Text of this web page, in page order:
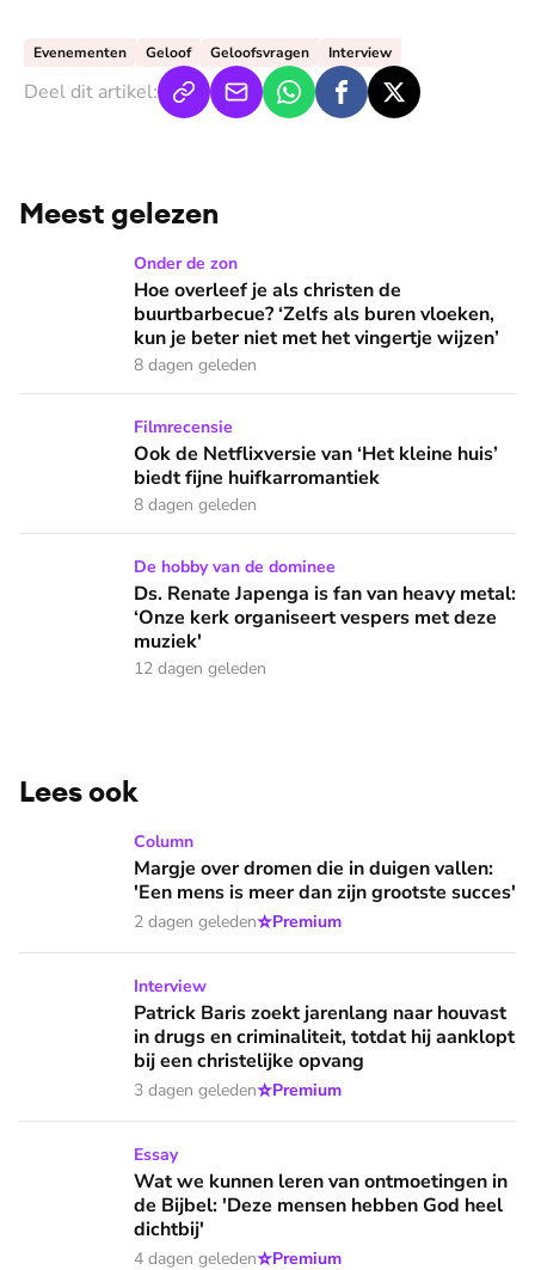
Evenementen Geloof Geloofsvragen Interview
Deel dit artikel:
Meest gelezen
Hoe overleef je als christen de buurtbarbecue? ‘Zelfs als
Onder de zon
Hoe overleef je als christen de
buurtbarbecue? ‘Zelfs als buren vloeken,
kun je beter niet met het vingertje wijzen’
8 dagen geleden
Ook de Netflixversie van ‘Het kleine huis’ biedt fijne
Filmrecensie
Ook de Netflixversie van ‘Het kleine huis’
biedt fijne huifkarromantiek
8 dagen geleden
Ds. Renate Japenga is fan van heavy metal: ‘Onze kerk
De hobby van de dominee
Ds. Renate Japenga is fan van heavy metal:
‘Onze kerk organiseert vespers met deze
muziek'
12 dagen geleden
Lees ook
Margje over dromen die in duigen vallen: 'Een mens is
Column
Margje over dromen die in duigen vallen:
'Een mens is meer dan zijn grootste succes'
2 dagen geleden⭐Premium
Patrick Baris zoekt jarenlang naar houvast in drugs en
Interview
Patrick Baris zoekt jarenlang naar houvast
in drugs en criminaliteit, totdat hij aanklopt
bij een christelijke opvang
3 dagen geleden⭐Premium
Wat we kunnen leren van ontmoetingen in de Bijbel:
Essay
Wat we kunnen leren van ontmoetingen in
de Bijbel: 'Deze mensen hebben God heel
dichtbij'
4 dagen geleden⭐Premium